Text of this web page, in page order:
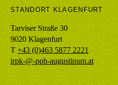
STANDORT KLAGENFURT
Tarviser Straße 30
9020 Klagenfurt
T +43 (0)463 5877 2221
irpk-@-pph-augustinum.at